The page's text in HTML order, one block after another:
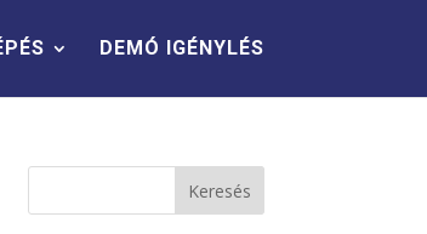
DEMÓ IGÉNYLÉS